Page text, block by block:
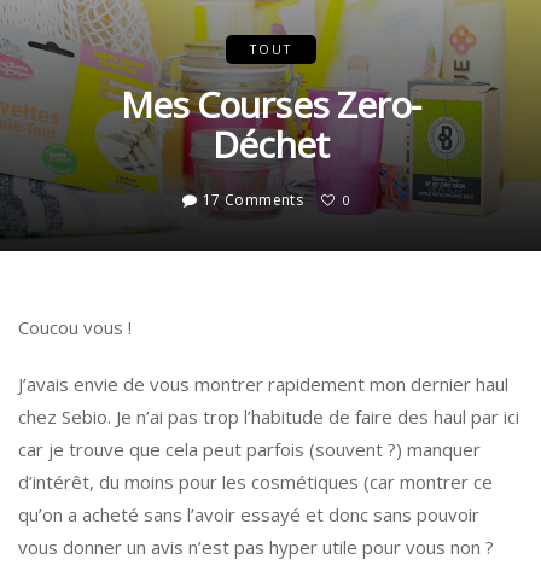
TOUT
Mes Courses Zero-
Déchet
17 Comments 0
Coucou vous !
J’avais envie de vous montrer rapidement mon dernier haul
chez Sebio. Je n’ai pas trop l’habitude de faire des haul par ici
car je trouve que cela peut parfois (souvent ?) manquer
d’intérêt, du moins pour les cosmétiques (car montrer ce
qu’on a acheté sans l’avoir essayé et donc sans pouvoir
vous donner un avis n’est pas hyper utile pour vous non ?